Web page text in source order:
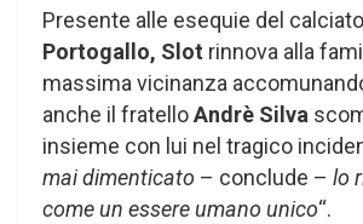
Presente alle esequie del
Portogallo, Slot rinnova alla
massima vicinanza
anche il fratelloAndrè Silva
insieme con lui nel tragico
mai dimenticato – conclude – lo
come un essere umano unico“.